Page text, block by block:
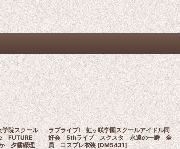
院スクール
FUTURE
か 夕霧綴理
ラブライブ! 虹ヶ咲学園スクールアイドル同
好会 5thライブ スクスタ 永遠の一瞬 全
員 コスプレ衣装 [DM5431]